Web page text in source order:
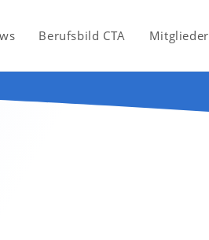
Berufsbild CTA Mitglieder